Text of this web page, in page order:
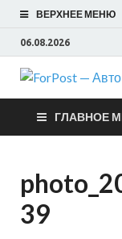
ВЕРХНЕЕ МЕНЮ
06.08.2026
ГЛАВНОЕ
39